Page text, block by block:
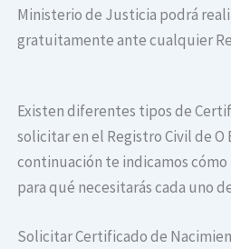
Ministerio de Justicia podrá
gratuitamente ante cualquier
Existen diferentes tipos de
solicitar en el Registro Civil de O
continuación te indicamos
para qué necesitarás cada uno
Solicitar Certificado de